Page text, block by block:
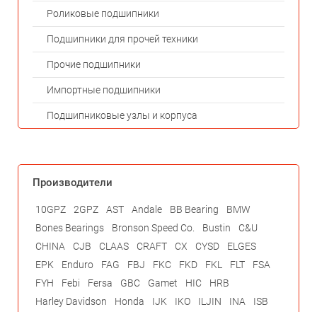
Роликовые подшипники
Подшипники для прочей техники
Прочие подшипники
Импортные подшипники
Подшипниковые узлы и корпуса
Производители
10GPZ 2GPZ AST Andale BB Bearing
BMW
Bones Bearings
Bronson Speed Co. Bustin
C&U
CHINA
CJB CLAAS CRAFT CX CYSD
ELGES
EPK
Enduro FAG FBJ FKC FKD FKL FLT
FSA
FYH
Febi Fersa GBC Gamet HIC
HRB
Harley Davidson
Honda IJK IKO ILJIN INA
ISB